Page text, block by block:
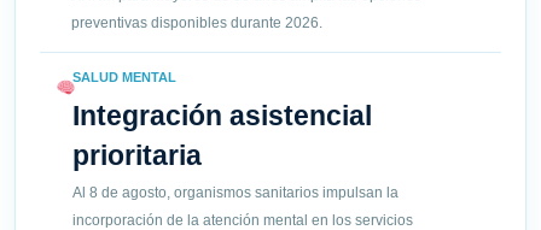
preventivas disponibles durante 2026.
SALUD MENTAL
Integración asistencial
prioritaria
Al 8 de agosto, organismos sanitarios impulsan la
incorporación de la atención mental en los servicios